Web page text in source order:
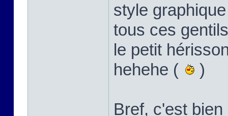
style
tous ces
le petit
hehehe (
)
Bref, c'est